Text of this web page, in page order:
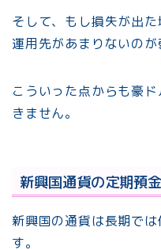
そして、もし損失が出
運用先があまりないのが
こういった点からも豪
きません。
新興国通貨の定期預金
新興国の通貨は長期で
す。